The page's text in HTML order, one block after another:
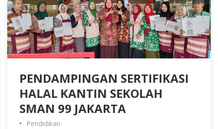
PENDAMPINGAN SERTIFIKASI
HALAL KANTIN SEKOLAH
SMAN 99 JAKARTA
Pendidikan